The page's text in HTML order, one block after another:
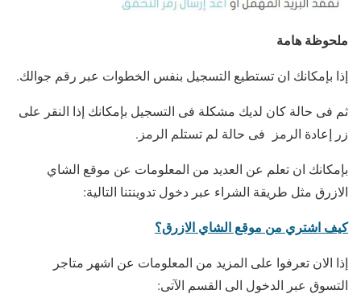
ملحوظة هامة
إذا بإمكانك ان تستطيع التسجيل بنفس الخطوات عبر رقم جوالك.
ثم فى حالة كان لديك مشكلة فى التسجيل بإمكانك إذا النقر على
زر إعادة الرمز فى حالة لم تستلم الرمز.
بإمكانك ان تعلم عن العديد من المعلومات عن موقع الشاي
الازرق مثل طريقة الشراء عبر دخول تدوينتنا التالية:
كيف اشتري من موقع الشاي الازرق؟
إذا الان تعرفوا على المزيد من المعلومات عن اشهر متاجر
التسوق عبر الدخول الى القسم الآتى: